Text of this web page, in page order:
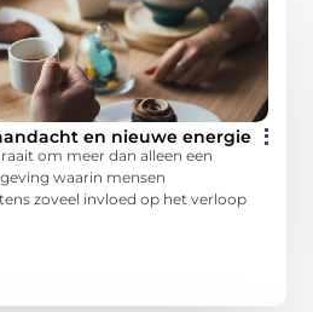
en nieuwe energie
om meer dan alleen een
waarin mensen
zoveel invloed op het verloop